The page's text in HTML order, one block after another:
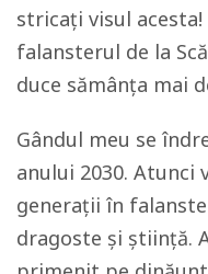
stricați visul acesta!
falansterul de la
duce sămânța mai
Gândul meu se
anului 2030.
generații în
dragoste şi știință.